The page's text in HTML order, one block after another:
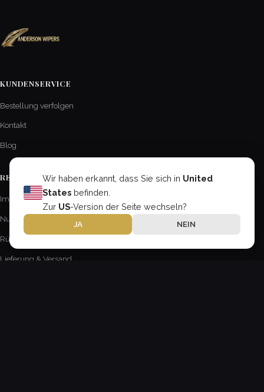
Wir haben erkannt, dass Sie sich in United
States befinden.
Zur US-Version der Seite wechseln?
JA NEIN
KUNDENSERVICE
Bestellung verfolgen
Kontakt
Blog
RECHTLICHE INFORMATIONEN
Impressum
Nutzungsbedingungen
Rückgabe- & Erstattungsrichtlinie
Lieferung & Versand